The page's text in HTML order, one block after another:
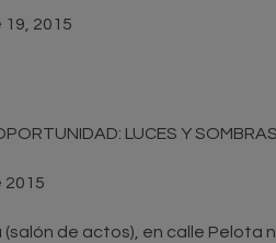
2015
LUCES Y
2015
de actos), en calle Pelota